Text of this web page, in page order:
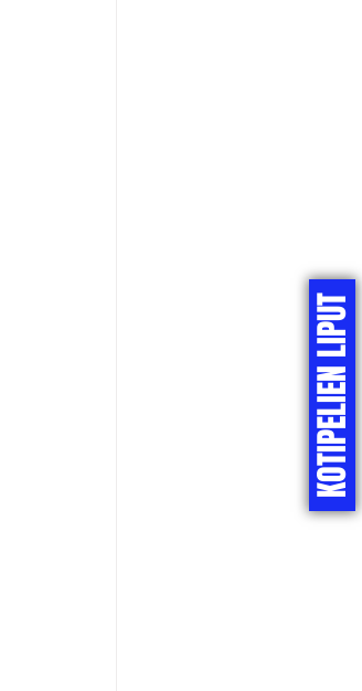
KOTIPELIEN LIPUT